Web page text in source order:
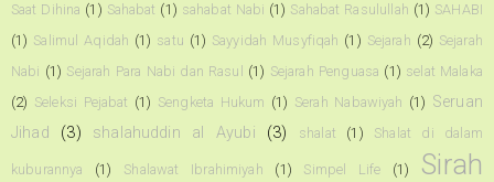
Saat Dihina (1) Sahabat (1) sahabat Nabi (1) Sahabat Rasulullah (1) SAHABI
(1) Salimul Aqidah (1) satu (1) Sayyidah Musyfiqah (1) Sejarah (2) Sejarah
Nabi (1) Sejarah Para Nabi dan Rasul (1) Sejarah Penguasa (1) selat Malaka
(2) Seleksi Pejabat (1) Sengketa Hukum (1) Serah Nabawiyah (1) Seruan
Jihad
(3) shalahuddin al Ayubi (3) shalat (1) Shalat di dalam
kuburannya (1) Shalawat Ibrahimiyah (1) Simpel Life (1)
Sirah